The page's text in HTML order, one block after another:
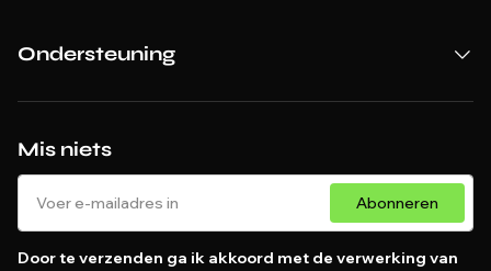
Mis niets
Abonneren
Door te verzenden ga ik akkoord met de verwerking van
Ondersteuning